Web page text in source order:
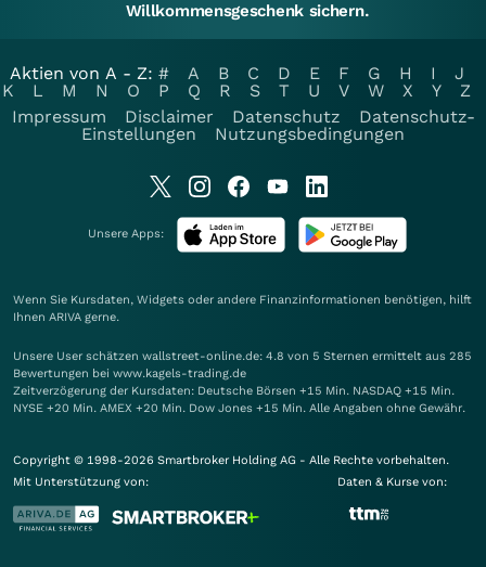
Willkommensgeschenk sichern.
Aktien von A - Z: # A B C D E F G H I
J
K
L M N O P Q R S T U V W X Y
Z
Impressum
Disclaimer Datenschutz
Datenschutz-
Einstellungen
Nutzungsbedingungen
Unsere Apps:
Wenn Sie Kursdaten, Widgets oder andere Finanzinformationen benötigen, hilft
Ihnen ARIVA gerne.
Unsere User schätzen wallstreet-online.de: 4.8 von 5 Sternen ermittelt aus 285
Bewertungen bei www.kagels-trading.de
Zeitverzögerung der Kursdaten: Deutsche Börsen +15 Min. NASDAQ +15 Min.
NYSE +20 Min. AMEX +20 Min. Dow Jones +15 Min. Alle Angaben ohne Gewähr.
Copyright © 1998-2026 Smartbroker Holding AG - Alle Rechte vorbehalten.
Mit Unterstützung von:
Daten & Kurse von: